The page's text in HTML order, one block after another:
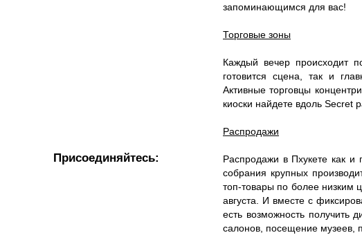
Присоединяйтесь:
запоминающимся для вас!
Торговые зоны
Каждый вечер происходит
готовится сцена, так и
Активные торговцы
киоски найдете вдоль Secret
Распродажи
Распродажи в Пхукете как
собрания крупных
топ-товары по более низким
августа. И вместе с
есть возможность получить
салонов, посещение музеев,